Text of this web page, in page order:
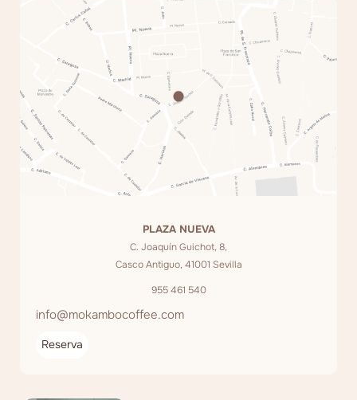
PLAZA NUEVA
C. Joaquín Guichot, 8,
Casco Antiguo, 41001 Sevilla
955 461 540
info@mokambocoffee.com
Reserva